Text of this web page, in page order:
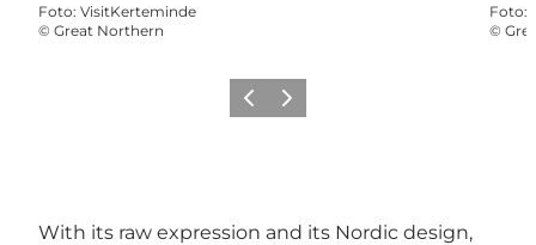
Foto: VisitKerteminde
© Great Northern
Foto:
©
ZurückWeiter
With its raw expression and its Nordic design,